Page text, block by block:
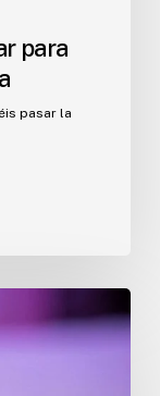
para
pasar la